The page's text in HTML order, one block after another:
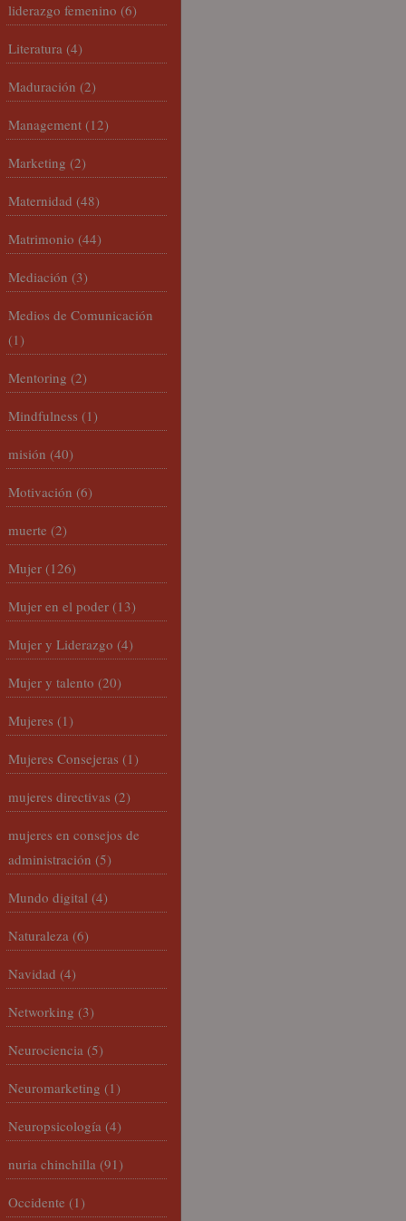
liderazgo femenino (6)
Literatura (4)
Maduración (2)
Management (12)
Marketing (2)
Maternidad (48)
Matrimonio (44)
Mediación (3)
Medios de Comunicación
(1)
Mentoring (2)
Mindfulness (1)
misión (40)
Motivación (6)
muerte (2)
Mujer (126)
Mujer en el poder (13)
Mujer y Liderazgo (4)
Mujer y talento (20)
Mujeres (1)
Mujeres Consejeras (1)
mujeres directivas (2)
mujeres en consejos de
administración (5)
Mundo digital (4)
Naturaleza (6)
Navidad (4)
Networking (3)
Neurociencia (5)
Neuromarketing (1)
Neuropsicología (4)
nuria chinchilla (91)
Occidente (1)